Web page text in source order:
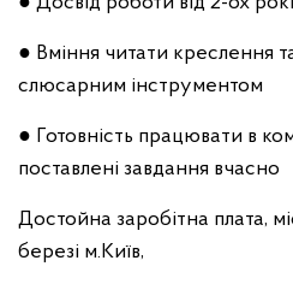
● Вміння читати креслення
слюсарним інструментом
● Готовність працювати в
поставлені завдання вчасно
Достойна заробітна плата,
березі м.Київ,